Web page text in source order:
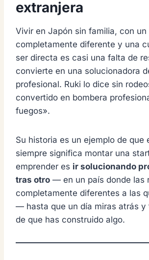
extranjera
Vivir en Japón sin familia, con un
completamente diferente y una
ser directa es casi una falta de
convierte en una solucionadora
profesional. Ruki lo dice sin
convertido en bombera
fuegos».
Su historia es un ejemplo de que
siempre significa montar una
emprender es ir solucionando
tras otro — en un país donde las
completamente diferentes a las
— hasta que un día miras atrás y
de que has construido algo.